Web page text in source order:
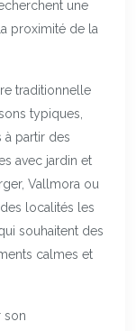
une
proximité de la
traditionnelle
typiques,
à partir des
avec jardin et
Vallmora ou
des localités les
souhaitent des
calmes et
son